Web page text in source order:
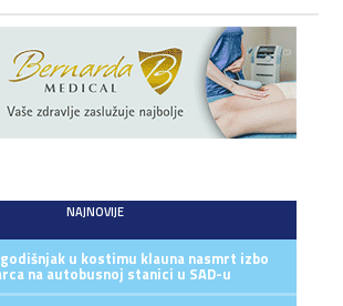
NAJNOVIJE
u kostimu klauna nasmrt izbo
na autobusnoj stanici u SAD-u